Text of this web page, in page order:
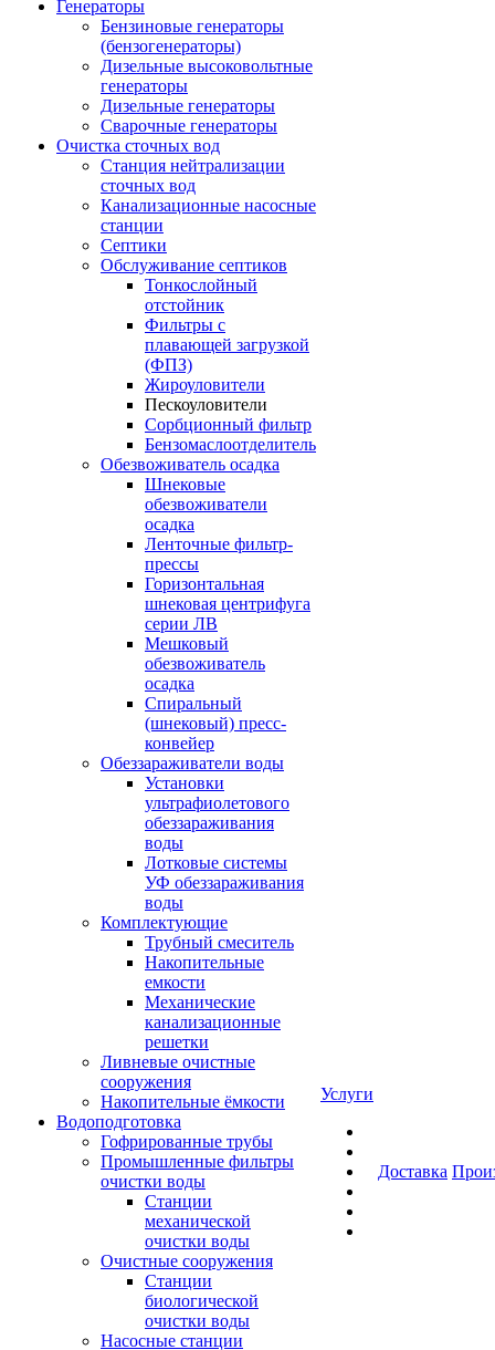
Генераторы
Бензиновые генераторы
(бензогенераторы)
Дизельные высоковольтные
генераторы
Дизельные генераторы
Сварочные генераторы
Очистка сточных вод
Станция нейтрализации
сточных вод
Канализационные насосные
станции
Септики
Обслуживание септиков
Тонкослойный
отстойник
Фильтры с
плавающей загрузкой
(ФПЗ)
Жироуловители
Пескоуловители
Сорбционный фильтр
Бензомаслоотделитель
Обезвоживатель осадка
Шнековые
обезвоживатели
осадка
Ленточные фильтр-
прессы
Горизонтальная
шнековая центрифуга
серии ЛВ
Мешковый
обезвоживатель
осадка
Спиральный
(шнековый) пресс-
конвейер
Обеззараживатели воды
Установки
ультрафиолетового
обеззараживания
воды
Лотковые системы
УФ обеззараживания
воды
Комплектующие
Трубный смеситель
Накопительные
емкости
Механические
канализационные
решетки
Ливневые очистные
сооружения
Накопительные ёмкости
Водоподготовка
Гофрированные трубы
Промышленные фильтры
очистки воды
Станции
механической
очистки воды
Очистные сооружения
Станции
биологической
очистки воды
Насосные станции
Услуги
Доставка